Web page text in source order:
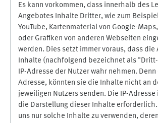
Es kann vorkommen, dass innerhalb des
Angebotes Inhalte Dritter, wie zum
YouTube, Kartenmaterial von Google-
oder Grafiken von anderen Webseiten
werden. Dies setzt immer voraus, dass
Inhalte (nachfolgend bezeichnet als
IP-Adresse der Nutzer wahr nehmen. Denn
Adresse, könnten sie die Inhalte nicht an
jeweiligen Nutzers senden. Die IP-
die Darstellung dieser Inhalte erforderlich.
uns nur solche Inhalte zu verwenden,